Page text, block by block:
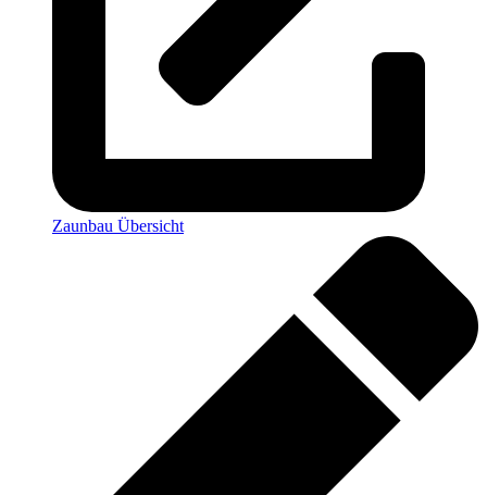
Zaunbau Übersicht